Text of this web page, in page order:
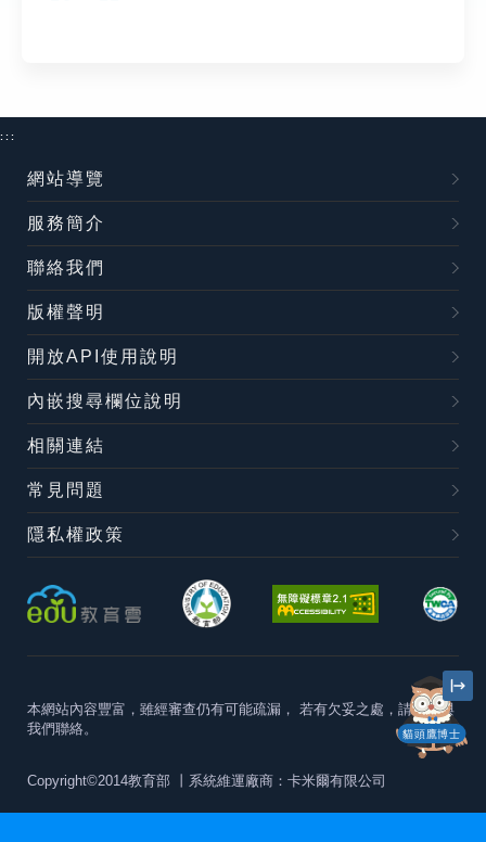
貓頭鷹博士
:::
網站導覽
服務簡介
聯絡我們
版權聲明
開放API使用說明
內嵌搜尋欄位說明
相關連結
常見問題
隱私權政策
本網站內容豐富，雖經審查仍有可能疏漏， 若有欠妥之處，請隨時與
我們聯絡。
Copyright©2014教育部 丨系統維運廠商：卡米爾有限公司